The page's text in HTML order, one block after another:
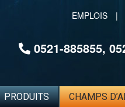
EMPLOIS|
0521-885855,
PRODUITS CHAMPS